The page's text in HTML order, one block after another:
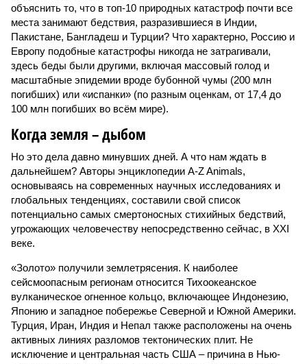
объяснить то, что в топ-10 природных катастроф почти все
места занимают бедствия, разразившиеся в Индии,
Пакистане, Бангладеш и Турции? Что характерно, Россию и
Европу подобные катастрофы никогда не затрагивали,
здесь беды были другими, включая массовый голод и
масштабные эпидемии вроде бубонной чумы (200 млн
погибших) или «испанки» (по разным оценкам, от 17,4 до
100 млн погибших во всём мире).
Когда земля – дыбом
Но это дела давно минувших дней. А что нам ждать в
дальнейшем? Авторы энциклопедии A-Z Animals,
основываясь на современных научных исследованиях и
глобальных тенденциях, составили свой список
потенциально самых смертоносных стихийных бедствий,
угрожающих человечеству непосредственно сейчас, в XXI
веке.
«Золото» получили землетрясения. К наиболее
сейсмоопасным регионам относится Тихоокеанское
вулканическое огненное кольцо, включающее Индонезию,
Японию и западное побережье Северной и Южной Америки.
Турция, Иран, Индия и Непал также расположены на очень
активных линиях разломов тектонических плит. Не
исключение и центральная часть США – причина в Нью-